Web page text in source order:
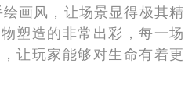
画风，让场景显得极其精
塑造的非常出彩，每一场
让玩家能够对生命有着更